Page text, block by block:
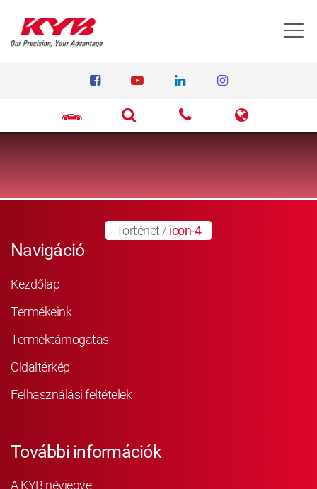
Történet /icon-4
Navigáció
Kezdőlap
Termékeink
Terméktámogatás
Oldaltérkép
Felhasználási feltételek
További információk
A KYB névjegye